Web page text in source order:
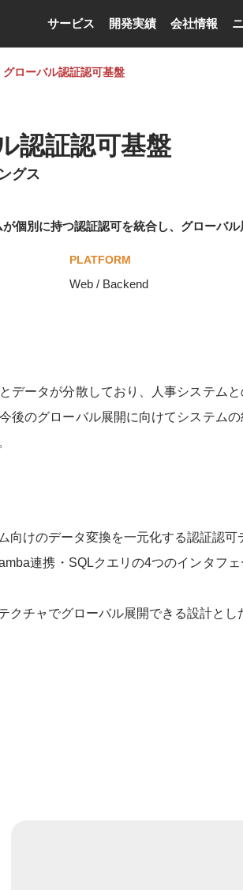
サービス 開発実績 会社情報
グローバル認証認可基盤
認証認可基盤
グス
個別に持つ認証認可を統合し、グローバル
PLATFORM
Web / Backend
データが分散しており、人事システム
後のグローバル展開に向けてシステム
向けのデータ変換を一元化する認証認可
連携・SQLクエリの4つのインタフ
チャでグローバル展開できる設計とし